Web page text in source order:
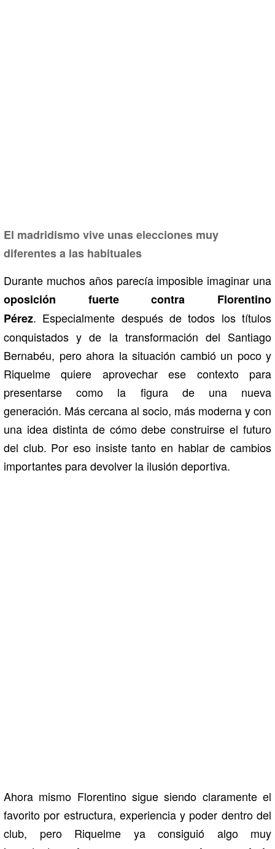
El madridismo vive unas elecciones muy
diferentes a las habituales
Durante muchos años parecía imposible imaginar una
oposición fuerte contra Florentino
Pérez. Especialmente después de todos los títulos
conquistados y de la transformación del Santiago
Bernabéu, pero ahora la situación cambió un poco y
Riquelme quiere aprovechar ese contexto para
presentarse como la figura de una nueva
generación. Más cercana al socio, más moderna y con
una idea distinta de cómo debe construirse el futuro
del club. Por eso insiste tanto en hablar de cambios
importantes para devolver la ilusión deportiva.
Ahora mismo Florentino sigue siendo claramente el
favorito por estructura, experiencia y poder dentro del
club, pero Riquelme ya consiguió algo muy